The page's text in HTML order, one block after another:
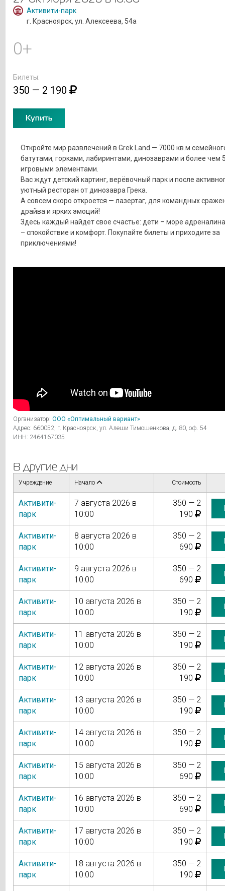
Активити-парк
г. Красноярск, ул. Алексеева, 54а
0+
Билеты:
350 — 2 190
Купить
Откройте мир развлечений в Grek Land — 7000 кв.м
батутами, горками, лабиринтами, динозаврами и более чем
игровыми элементами.
Вас ждут детский картинг, верёвочный парк и после
уютный ресторан от динозавра Грека.
А совсем скоро откроется — лазертаг, для командных
драйва и ярких эмоций!
Здесь каждый найдет свое счастье: дети – море
– спокойствие и комфорт. Покупайте билеты и приходите за
приключениями!
Организатор: ООО «Оптимальный вариант»
Адрес: 660052, г. Красноярск, ул. Алеши Тимошенкова, д. 80, оф. 54
ИНН: 2464167035
В другие дни
Учреждение Начало Стоимость
Активити-
парк
7 августа 2026 в
10:00
350 — 2
190
Активити-
парк
8 августа 2026 в
10:00
350 — 2
690
Активити-
парк
9 августа 2026 в
10:00
350 — 2
690
Активити-
парк
10 августа 2026 в
10:00
350 — 2
190
Активити-
парк
11 августа 2026 в
10:00
350 — 2
190
Активити-
парк
12 августа 2026 в
10:00
350 — 2
190
Активити-
парк
13 августа 2026 в
10:00
350 — 2
190
Активити-
парк
14 августа 2026 в
10:00
350 — 2
190
Активити-
парк
15 августа 2026 в
10:00
350 — 2
690
Активити-
парк
16 августа 2026 в
10:00
350 — 2
690
Активити-
парк
17 августа 2026 в
10:00
350 — 2
190
Активити-
парк
18 августа 2026 в
10:00
350 — 2
190